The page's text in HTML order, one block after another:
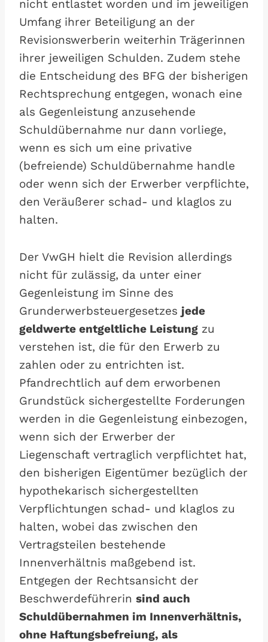
nicht entlastet worden und im jeweiligen
Umfang ihrer Beteiligung an der
Revisionswerberin weiterhin Trägerinnen
ihrer jeweiligen Schulden. Zudem stehe
die Entscheidung des BFG der bisherigen
Rechtsprechung entgegen, wonach eine
als Gegenleistung anzusehende
Schuldübernahme nur dann vorliege,
wenn es sich um eine privative
(befreiende) Schuldübernahme handle
oder wenn sich der Erwerber verpflichte,
den Veräußerer schad- und klaglos zu
halten.
Der VwGH hielt die Revision allerdings
nicht für zulässig, da unter einer
Gegenleistung im Sinne des
Grunderwerbsteuergesetzes jede
geldwerte entgeltliche Leistung zu
verstehen ist, die für den Erwerb zu
zahlen oder zu entrichten ist.
Pfandrechtlich auf dem erworbenen
Grundstück sichergestellte Forderungen
werden in die Gegenleistung einbezogen,
wenn sich der Erwerber der
Liegenschaft vertraglich verpflichtet hat,
den bisherigen Eigentümer bezüglich der
hypothekarisch sichergestellten
Verpflichtungen schad- und klaglos zu
halten, wobei das zwischen den
Vertragsteilen bestehende
Innenverhältnis maßgebend ist.
Entgegen der Rechtsansicht der
Beschwerdeführerin sind auch
Schuldübernahmen im Innenverhältnis,
ohne Haftungsbefreiung, als